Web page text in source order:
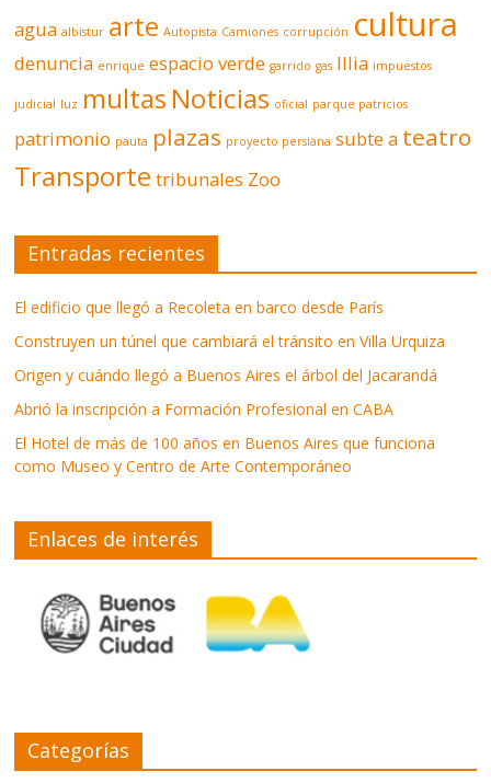
agua albistur arte Autopista Camiones corrupción cultura
denuncia enrique espacio verde garrido gas Illia impuestos
judicial luz multas Noticias oficial parque patricios
patrimonio pauta plazas proyecto persiana subte a teatro
Transporte tribunales Zoo
Entradas recientes
El edificio que llegó a Recoleta en barco desde París
Construyen un túnel que cambiará el tránsito en Villa Urquiza
Origen y cuándo llegó a Buenos Aires el árbol del Jacarandá
Abrió la inscripción a Formación Profesional en CABA
El Hotel de más de 100 años en Buenos Aires que funciona
como Museo y Centro de Arte Contemporáneo
Enlaces de interés
Categorías